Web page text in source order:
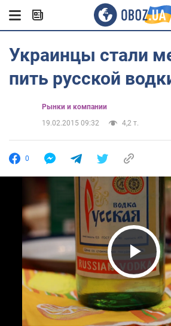
Украинцы стали
пить русской
Рынки и компании
19.02.2015 09:32
4,2 т.
0
Play